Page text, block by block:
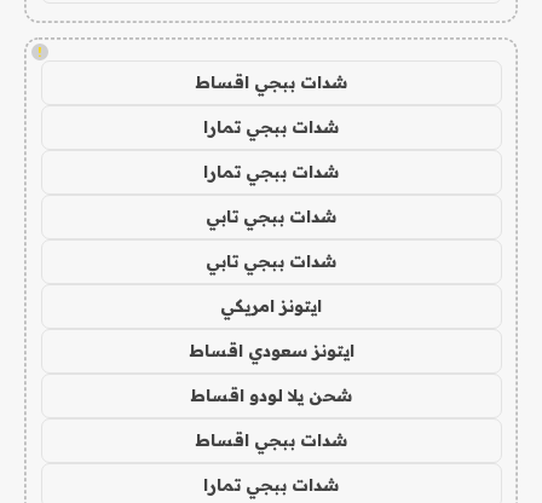
!
شدات ببجي اقساط
شدات ببجي تمارا
شدات ببجي تمارا
شدات ببجي تابي
شدات ببجي تابي
ايتونز امريكي
ايتونز سعودي اقساط
شحن يلا لودو اقساط
شدات ببجي اقساط
شدات ببجي تمارا